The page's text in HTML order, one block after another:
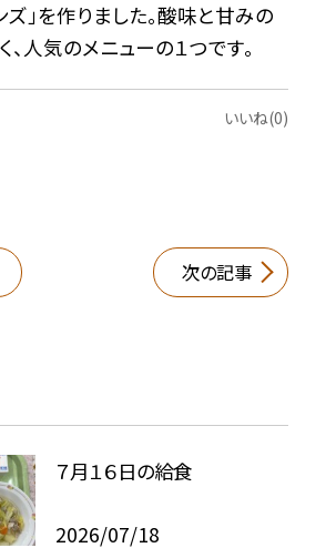
ズ」を作りました。酸味と甘みの
、人気のメニューの１つです。
いいね(0)
次の記事
７月１６日の給食
2026/07/18